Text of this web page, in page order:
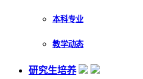
本科专业
教学动态
研究生培养